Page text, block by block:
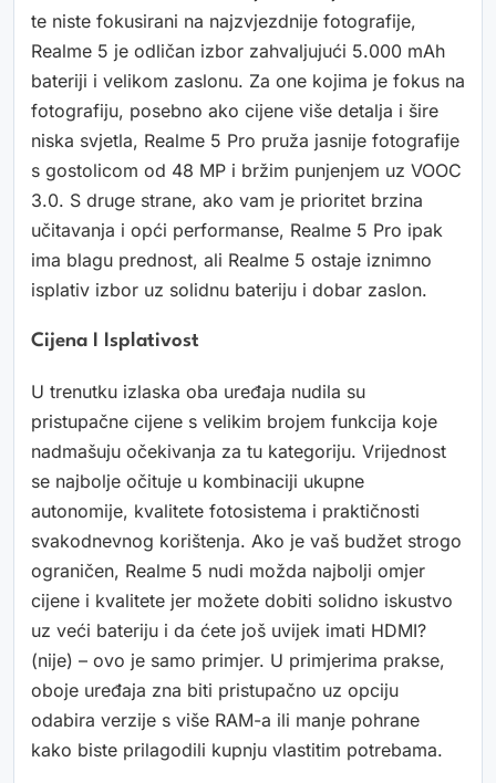
te niste fokusirani na najzvjezdnije fotografije,
Realme 5 je odličan izbor zahvaljujući 5.000 mAh
bateriji i velikom zaslonu. Za one kojima je fokus na
fotografiju, posebno ako cijene više detalja i šire
niska svjetla, Realme 5 Pro pruža jasnije fotografije
s gostolicom od 48 MP i bržim punjenjem uz VOOC
3.0. S druge strane, ako vam je prioritet brzina
učitavanja i opći performanse, Realme 5 Pro ipak
ima blagu prednost, ali Realme 5 ostaje iznimno
isplativ izbor uz solidnu bateriju i dobar zaslon.
Cijena I Isplativost
U trenutku izlaska oba uređaja nudila su
pristupačne cijene s velikim brojem funkcija koje
nadmašuju očekivanja za tu kategoriju. Vrijednost
se najbolje očituje u kombinaciji ukupne
autonomije, kvalitete fotosistema i praktičnosti
svakodnevnog korištenja. Ako je vaš budžet strogo
ograničen, Realme 5 nudi možda najbolji omjer
cijene i kvalitete jer možete dobiti solidno iskustvo
uz veći bateriju i da ćete još uvijek imati HDMI?
(nije) – ovo je samo primjer. U primjerima prakse,
oboje uređaja zna biti pristupačno uz opciju
odabira verzije s više RAM-a ili manje pohrane
kako biste prilagodili kupnju vlastitim potrebama.